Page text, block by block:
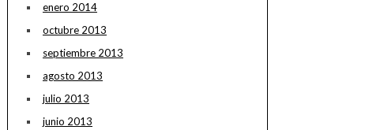
enero 2014
octubre 2013
septiembre 2013
agosto 2013
julio 2013
junio 2013